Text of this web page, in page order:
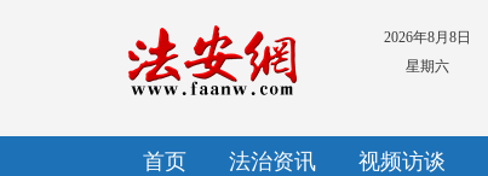
2026年8月8日
星期六
首页 法治资讯 视频访谈